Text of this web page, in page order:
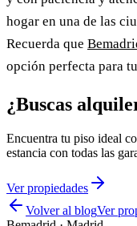
hogar en una de las
Recuerda que
opción perfecta para
¿Buscas
Encuentra tu piso ideal
estancia con todas las
Ver propiedades
Volver al blogVer